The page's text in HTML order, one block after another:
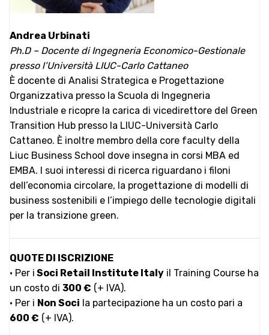
Andrea Urbinati
Ph.D – Docente di Ingegneria Economico-Gestionale
presso l’Università LIUC-Carlo Cattaneo
È docente di Analisi Strategica e Progettazione
Organizzativa presso la Scuola di Ingegneria
Industriale e ricopre la carica di vicedirettore del Green
Transition Hub presso la LIUC-Università Carlo
Cattaneo. È inoltre membro della core faculty della
Liuc Business School dove insegna in corsi MBA ed
EMBA. I suoi interessi di ricerca riguardano i filoni
dell’economia circolare, la progettazione di modelli di
business sostenibili e l’impiego delle tecnologie digitali
per la transizione green.
QUOTE DI ISCRIZIONE
• Per i Soci Retail Institute Italy il Training Course ha
un costo di 300 € (+ IVA).
• Per i Non Soci la partecipazione ha un costo pari a
600 € (+ IVA).